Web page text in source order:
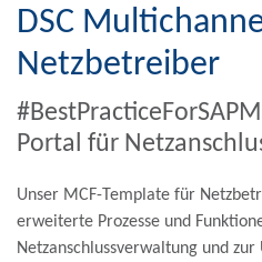
DSC
Netzbetreiber
Portal für
Unser MCF-Template für
erweiterte Prozesse und
Netzanschlussverwaltung und